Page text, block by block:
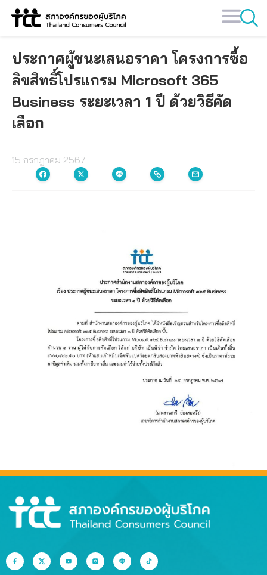
Skip
ประกาศผู้ชนะเสนอราคา โครงการซื้อ
ลิขสิทธิ์โปรแกรม Microsoft 365
Business ระยะเวลา 1 ปี ด้วยวิธีคัด
เลือก
15 กรกฎาคม 2567